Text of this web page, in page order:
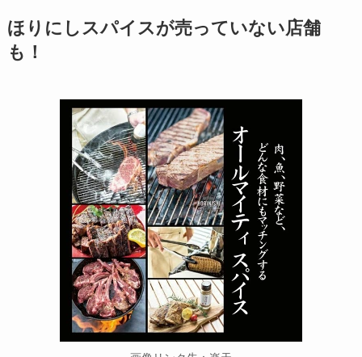
ほりにしスパイスが売っていない店舗
も！